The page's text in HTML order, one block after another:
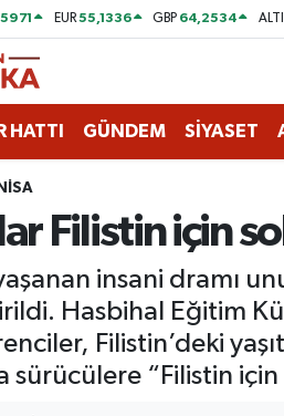
EUR55,1336 GBP 64,2534
HATTI GÜNDEM SİYASET
Filistin için
insani dramı
Hasbihal Eğitim
Filistin’deki
sürücülere “Filistin